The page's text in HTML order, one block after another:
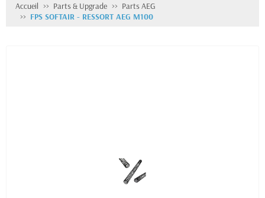
Accueil Parts & Upgrade
Parts AEG
FPS SOFTAIR - RESSORT AEG M100